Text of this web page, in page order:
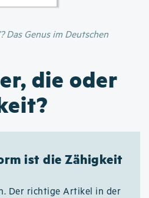
Das Genus im Deutschen
die oder
ist die Zähigkeit
Der richtige Artikel in der